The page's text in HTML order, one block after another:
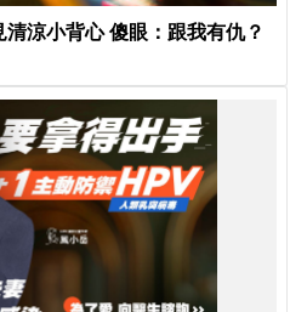
涼小背心 傻眼：跟我有仇？